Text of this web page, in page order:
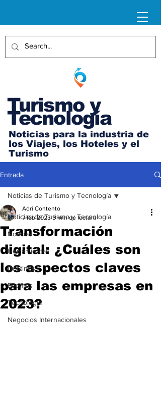
Turismo y
Tecnología
Noticias para la industria de
los Viajes, los Hoteles y el
Turismo
Entrada
Noticias de Turismo y Tecnología
Noticias
Herramientas
Destinos
Eventos
Tecnología
Negocios Internacionales
Noticias de Turismo y Tecnología
Transformación
digital: ¿Cuáles son
los aspectos claves
para las empresas en
2023?
Adri Contento
7 feb 2023 3 min de lectura